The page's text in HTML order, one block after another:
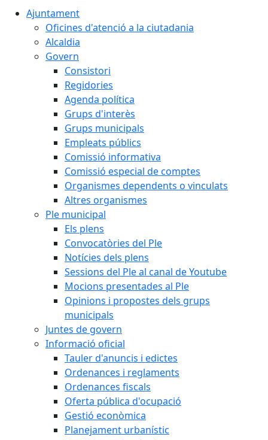
Ajuntament
Oficines d'atenció a la ciutadania
Alcaldia
Govern
Consistori
Regidories
Agenda política
Grups d'interès
Grups municipals
Empleats públics
Comissió informativa
Comissió especial de comptes
Organismes dependents o vinculats
Altres organismes
Ple municipal
Els plens
Convocatòries del Ple
Notícies dels plens
Sessions del Ple al canal de Youtube
Mocions presentades al Ple
Opinions i propostes dels grups
municipals
Juntes de govern
Informació oficial
Tauler d'anuncis i edictes
Ordenances i reglaments
Ordenances fiscals
Oferta pública d'ocupació
Gestió econòmica
Planejament urbanístic